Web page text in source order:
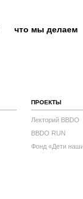
что мы делаем
ПРОЕКТЫ
Лекторий BBDO
BBDO RUN
Фонд «Дети